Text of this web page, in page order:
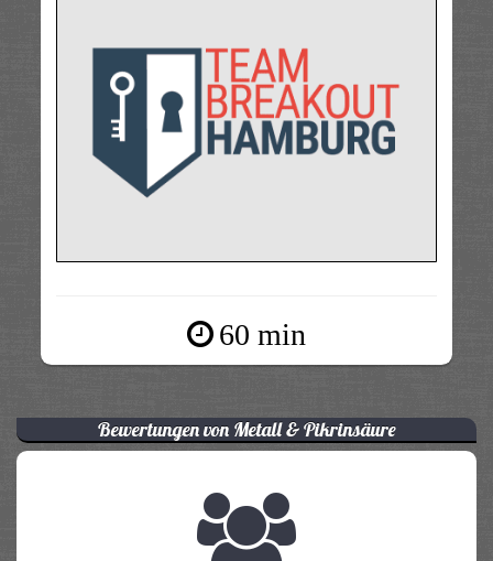
60 min
Bewertungen von Metall & Pikrinsäure